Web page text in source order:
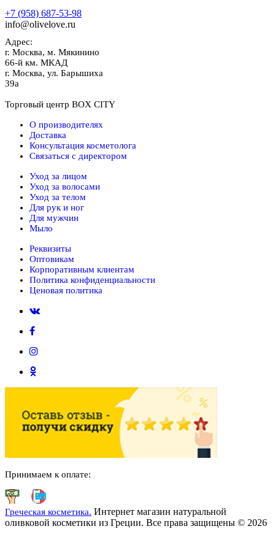
+7 (958) 687-53-98
info@olivelove.ru
Адрес:
г. Москва, м. Мякинино
66-й км. МКАД
г. Москва, ул. Барышиха
39а
Торговый центр BOX CITY
О производителях
Доставка
Консультация косметолога
Связаться с директором
Уход за лицом
Уход за волосами
Уход за телом
Для рук и ног
Для мужчин
Мыло
Реквизиты
Оптовикам
Корпоративным клиентам
Политика конфиденциальности
Ценовая политика
Принимаем к оплате:
Греческая косметика. Интернет магазин натуральной
оливковой косметики из Греции. Все права защищены © 2026